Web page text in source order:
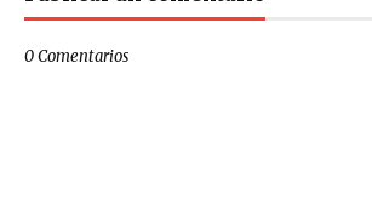
0 Comentarios